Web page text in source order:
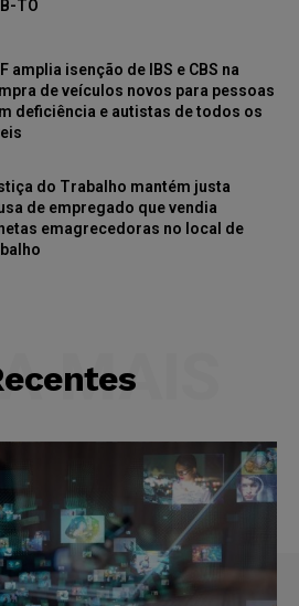
TO
amplia isenção de IBS e CBS na
de veículos novos para pessoas
deficiência e autistas de todos os
do Trabalho mantém justa
de empregado que vendia
emagrecedoras no local de
MAIS